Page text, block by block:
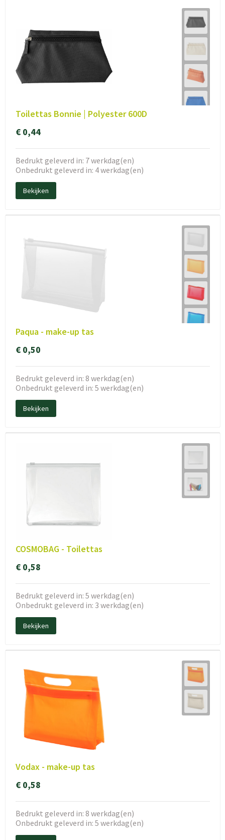
Toilettas Bonnie | Polyester 600D
€ 0,44
Bedrukt geleverd in: 7 werkdag(en)
Onbedrukt geleverd in: 4 werkdag(en)
Bekijken
Paqua - make-up tas
€ 0,50
Bedrukt geleverd in: 8 werkdag(en)
Onbedrukt geleverd in: 5 werkdag(en)
Bekijken
COSMOBAG - Toilettas
€ 0,58
Bedrukt geleverd in: 5 werkdag(en)
Onbedrukt geleverd in: 3 werkdag(en)
Bekijken
Vodax - make-up tas
€ 0,58
Bedrukt geleverd in: 8 werkdag(en)
Onbedrukt geleverd in: 5 werkdag(en)